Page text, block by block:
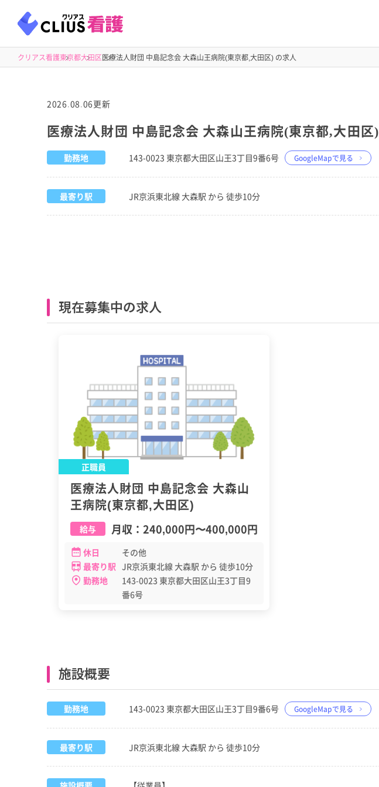
クリアス看護東京都大田区医療法人財団 中島記念会 大森山王病院(東京都,大田区) の求人
2026.08.06更新
医療法人財団 中島記念会 大森山王病院(東京都,大田区)
勤務地 143-0023 東京都大田区山王3丁目9番6号 GoogleMapで見る
最寄り駅 JR京浜東北線 大森駅 から 徒歩10分
現在募集中の求人
正職員
医療法人財団 中島記念会 大森山
王病院(東京都,大田区)
給与 月収： 240,000円〜400,000円
休日
その他
最寄り駅 JR京浜東北線 大森駅 から 徒歩10分
勤務地
143-0023 東京都大田区山王3丁目9
番6号
施設概要
勤務地 143-0023 東京都大田区山王3丁目9番6号 GoogleMapで見る
最寄り駅 JR京浜東北線 大森駅 から 徒歩10分